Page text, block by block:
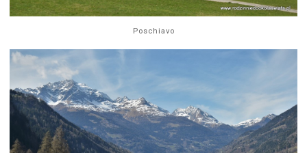
Poschiavo